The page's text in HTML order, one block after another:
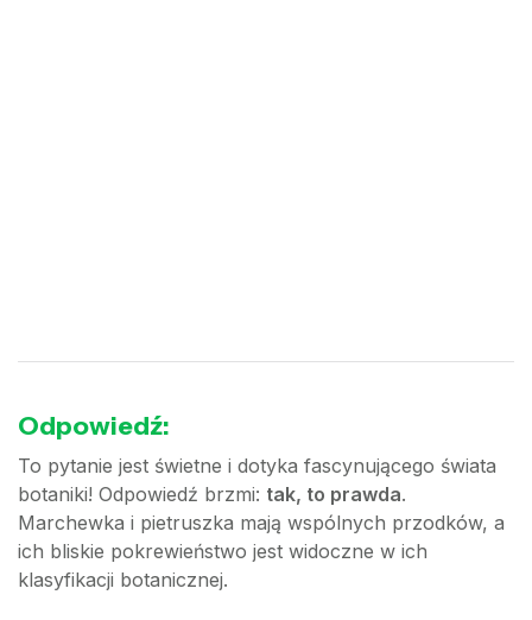
Odpowiedź:
To pytanie jest świetne i dotyka fascynującego świata
botaniki! Odpowiedź brzmi: tak, to prawda.
Marchewka i pietruszka mają wspólnych przodków, a
ich bliskie pokrewieństwo jest widoczne w ich
klasyfikacji botanicznej.